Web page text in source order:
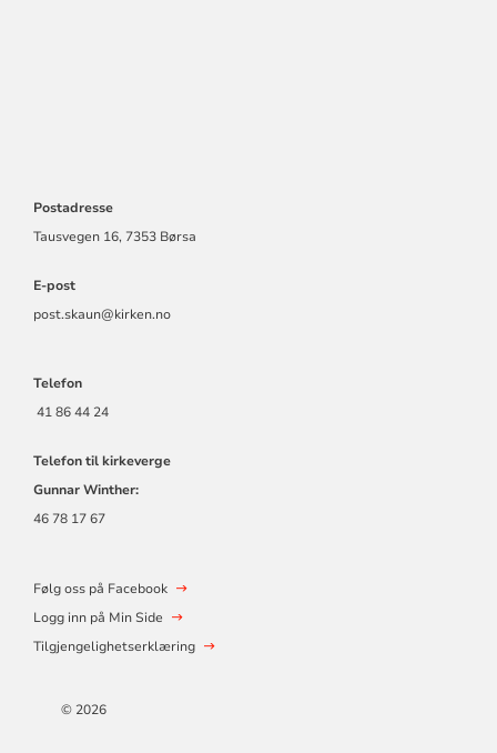
Postadresse
Tausvegen 16, 7353 Børsa
E-post
post.skaun@kirken.no
Telefon
41 86 44 24
Telefon til kirkeverge
Gunnar Winther:
46 78 17 67
Følg oss på Facebook
Logg inn på Min Side
Tilgjengelighetserklæring
© 2026